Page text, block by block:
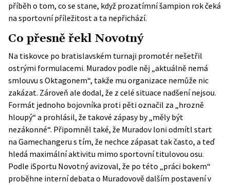
příběh o tom, co se stane, když prozatímní šampion rok čeká
na sportovní příležitost a ta nepřichází.
Co přesně řekl Novotný
Na tiskovce po bratislavském turnaji promotér nešetřil
ostrými formulacemi. Muradov podle něj „aktuálně nemá
smlouvu s Oktagonem“, takže mu organizace nemůže nic
zakázat. Zároveň ale dodal, že z celé situace nadšení nejsou.
Formát jednoho bojovníka proti pěti označil za „hrozně
hloupý“ a prohlásil, že takové zápasy by „měly být
nezákonné“. Připomněl také, že Muradov loni odmítl start
na Gamechangeru s tím, že nechce zápasat tak často, a teď
hledá maximální aktivitu mimo sportovní titulovou osu.
Podle iSportu Novotný avizoval, že po této „práci bokem“
proběhne interní debata o Muradovově dalším postavení v